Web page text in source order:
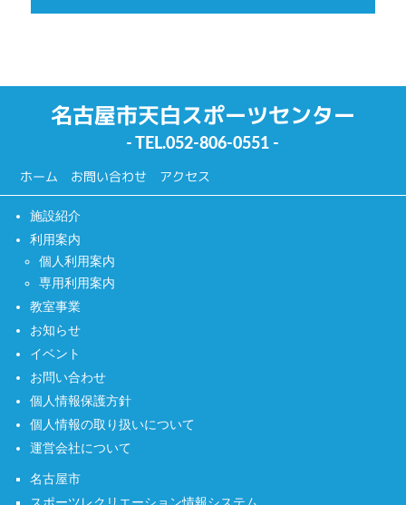
名古屋市天白スポーツセンター
- TEL.052-806-0551 -
ホーム お問い合わせ アクセス
施設紹介
利用案内
個人利用案内
専用利用案内
教室事業
お知らせ
イベント
お問い合わせ
個人情報保護方針
個人情報の取り扱いについて
運営会社について
名古屋市